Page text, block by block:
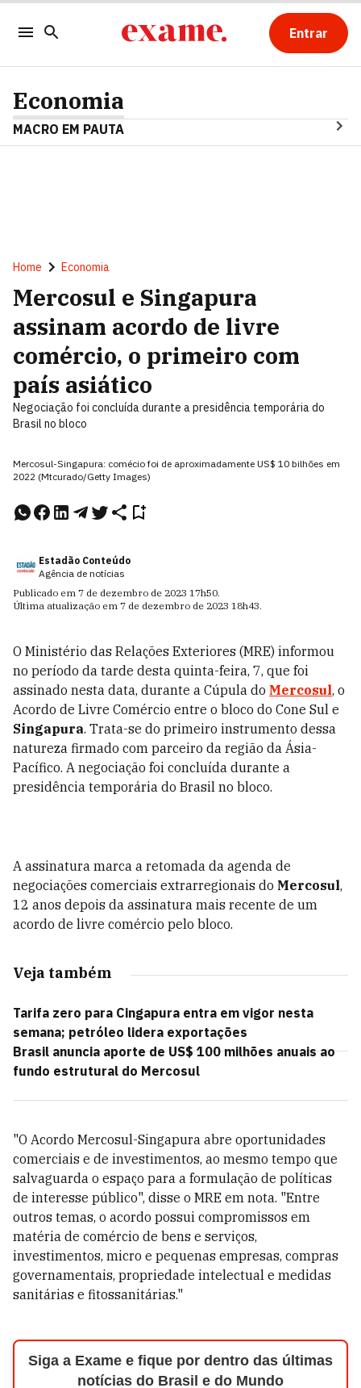
Entrar
Economia
MACRO EM PAUTA
Home Economia
Mercosul e Singapura
assinam acordo de livre
comércio, o primeiro com
país asiático
Negociação foi concluída durante a presidência temporária do
Brasil no bloco
Mercosul-Singapura: comécio foi de aproximadamente US$ 10 bilhões em
2022 (Mtcurado/Getty Images)
Estadão Conteúdo
Agência de notícias
Publicado em 7 de dezembro de 2023 17h50.
Última atualização em 7 de dezembro de 2023 18h43.
O Ministério das Relações Exteriores (MRE) informou
no período da tarde desta quinta-feira, 7, que foi
assinado nesta data, durante a Cúpula do Mercosul, o
Acordo de Livre Comércio entre o bloco do Cone Sul e
Singapura. Trata-se do primeiro instrumento dessa
natureza firmado com parceiro da região da Ásia-
Pacífico. A negociação foi concluída durante a
presidência temporária do Brasil no bloco.
A assinatura marca a retomada da agenda de
negociações comerciais extrarregionais do Mercosul,
12 anos depois da assinatura mais recente de um
acordo de livre comércio pelo bloco.
Veja também
Tarifa zero para Cingapura entra em vigor nesta
semana; petróleo lidera exportações
Brasil anuncia aporte de US$ 100 milhões anuais ao
fundo estrutural do Mercosul
"O Acordo Mercosul-Singapura abre oportunidades
comerciais e de investimentos, ao mesmo tempo que
salvaguarda o espaço para a formulação de políticas
de interesse público", disse o MRE em nota. "Entre
outros temas, o acordo possui compromissos em
matéria de comércio de bens e serviços,
investimentos, micro e pequenas empresas, compras
governamentais, propriedade intelectual e medidas
sanitárias e fitossanitárias."
Siga a Exame e fique por dentro das últimas
notícias do Brasil e do Mundo